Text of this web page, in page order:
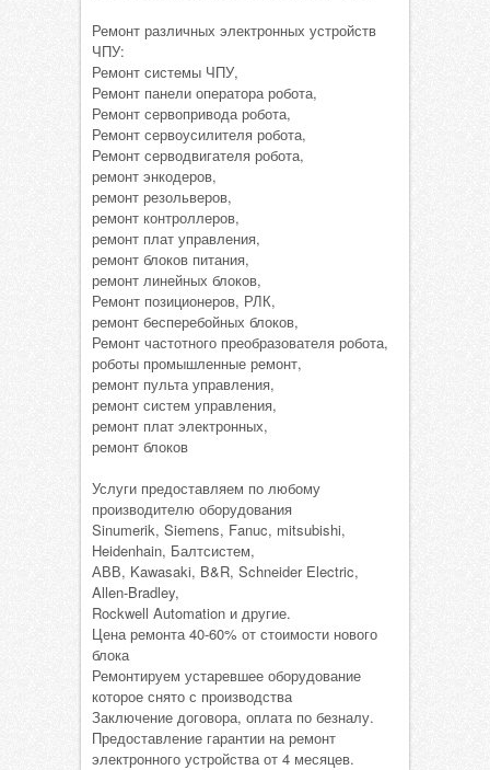
Ремонт различных электронных устройств
ЧПУ:
Ремонт системы ЧПУ,
Ремонт панели оператора робота,
Ремонт сервопривода робота,
Ремонт сервоусилителя робота,
Ремонт серводвигателя робота,
ремонт энкодеров,
ремонт резольверов,
ремонт контроллеров,
ремонт плат управления,
ремонт блоков питания,
ремонт линейных блоков,
Ремонт позиционеров, РЛК,
ремонт бесперебойных блоков,
Ремонт частотного преобразователя робота,
роботы промышленные ремонт,
ремонт пульта управления,
ремонт систем управления,
ремонт плат электронных,
ремонт блоков
Услуги предоставляем по любому
производителю оборудования
Sinumerik, Siemens, Fanuc, mitsubishi,
Heidenhain, Балтсистем,
АВВ, Kawasaki, B&R, Schneider Electric,
Allen-Bradley,
Rockwell Automation и другие.
Цена ремонта 40-60% от стоимости нового
блока
Ремонтируем устаревшее оборудование
которое снято с производства
Заключение договора, оплата по безналу.
Предоставление гарантии на ремонт
электронного устройства от 4 месяцев.